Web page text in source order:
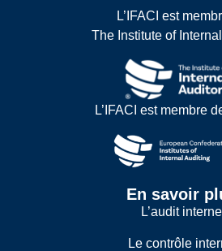
L’IFACI est
The Institute of
L’IFACI est membre
En savoir
L’audit interne
Le contrôle